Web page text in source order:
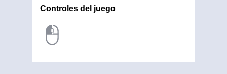
Controles del juego